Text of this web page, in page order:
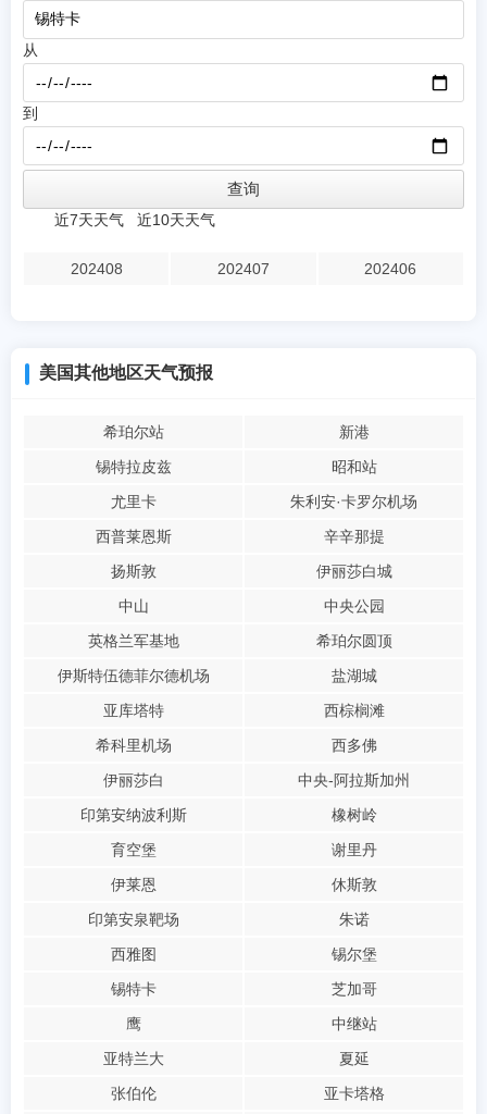
从
到
近7天天气 近10天天气
202408 202407 202406
美国其他地区天气预报
希珀尔站
新港
锡特拉皮兹
昭和站
尤里卡
朱利安·卡罗尔机场
西普莱恩斯
辛辛那提
扬斯敦
伊丽莎白城
中山
中央公园
英格兰军基地
希珀尔圆顶
伊斯特伍德菲尔德机场
盐湖城
亚库塔特
西棕榈滩
希科里机场
西多佛
伊丽莎白
中央-阿拉斯加州
印第安纳波利斯
橡树岭
育空堡
谢里丹
伊莱恩
休斯敦
印第安泉靶场
朱诺
西雅图
锡尔堡
锡特卡
芝加哥
鹰
中继站
亚特兰大
夏延
张伯伦
亚卡塔格